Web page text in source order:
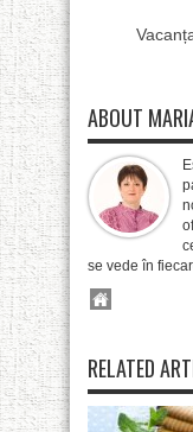
ABOUT
se vede în
RELATED